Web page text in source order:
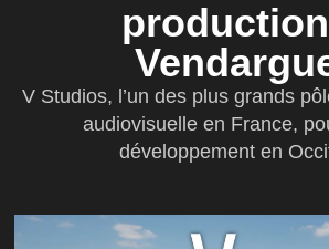
V Studios, l’un des plus grands
audiovisuelle en France,
développement en